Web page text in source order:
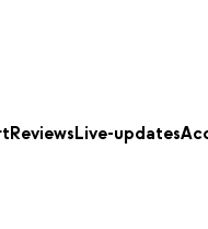
ReviewsLive-updates